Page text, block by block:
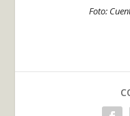
Foto: